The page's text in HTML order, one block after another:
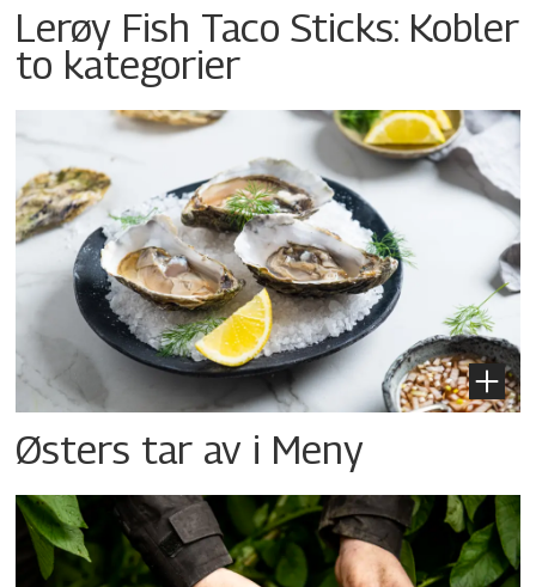
Lerøy Fish Taco Sticks: Kobler
to kategorier
Østers tar av i Meny